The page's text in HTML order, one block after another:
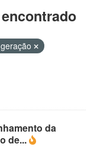
da
de...